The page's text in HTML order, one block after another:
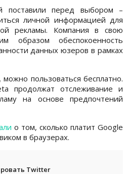
поставили перед выбором –
личной информацией для
рекламы. Компания в свою
образом обеспокоенность
данных юзеров в рамках
пользоваться бесплатно.
продолжат отслеживание и
на основе предпочтений
о том, сколько платит Google
в браузерах.
Twitter